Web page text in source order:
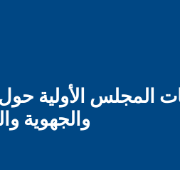
المجلس الأولية حول
والجهوية